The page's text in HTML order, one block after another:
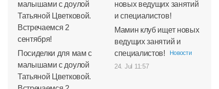
Посиделки для мам с
малышами с доулой
Татьяной Цветковой.
Мамин клуб ищет новых
ведущих занятий и
специалистов!
Новости
24. Jul 11:57